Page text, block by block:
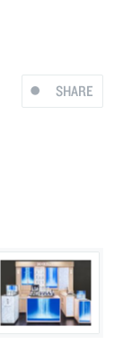
SHARE